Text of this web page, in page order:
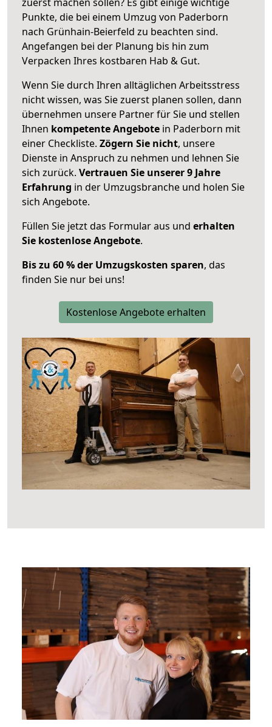
Punkte, die bei einem Umzug von Paderborn
nach Grünhain-Beierfeld zu beachten sind.
Angefangen bei der Planung bis hin zum
Verpacken Ihres kostbaren Hab & Gut.
Wenn Sie durch Ihren alltäglichen Arbeitsstress
nicht wissen, was Sie zuerst planen sollen, dann
übernehmen unsere Partner für Sie und stellen
Ihnen kompetente Angebote in Paderborn mit
einer Checkliste. Zögern Sie nicht, unsere
Dienste in Anspruch zu nehmen und lehnen Sie
sich zurück. Vertrauen Sie unserer 9 Jahre
Erfahrung in der Umzugsbranche und holen Sie
sich Angebote.
Füllen Sie jetzt das Formular aus und erhalten
Sie kostenlose Angebote.
Bis zu 60 % der Umzugskosten sparen, das
finden Sie nur bei uns!
Kostenlose Angebote erhalten